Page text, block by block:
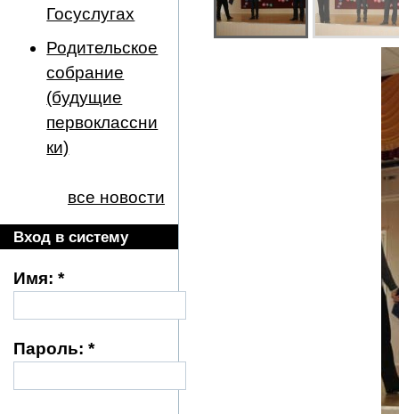
Госуслугах
Родительское
собрание
(будущие
первоклассни
ки)
все новости
Вход в систему
Имя: *
Пароль: *